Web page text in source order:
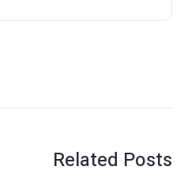
Related Posts